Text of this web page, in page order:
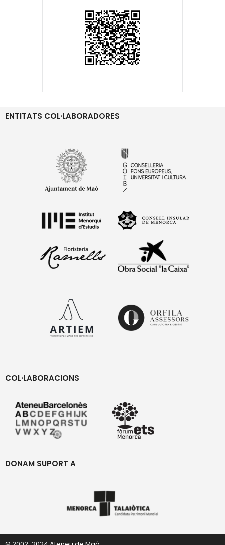
ENTITATS COL·LABORADORES
COL·LABORACIONS
DONAM SUPORT A